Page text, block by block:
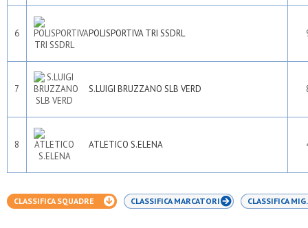
6 POLISPORTIVA TRI SSDRL
7 S.LUIGI BRUZZANO SLB VERD
8 ATLETICO S.ELENA
CLASSIFICA SQUADRE CLASSIFICA MARCATORI CLASSIFICA